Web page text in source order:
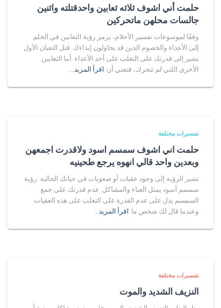
حلمت أني اشوف ثلاثه ثعابين واحدقتلته واثنين
جالسات محلهن ماتحركين
وفقًا لموسوعات تفسير الأحلام، يرمز رؤية الثعابين في الحلم
إلى الأعداء والخصوم الذين قد يحاولون إيذاءك. قتل الثعبان الأول
يشير إلى قدرتك على التغلب على أحد الأعداء. أما الثعابين
الأخرى اللتي لم تتحرك، فتعني أن اقرأ المزيد…
تفسيرات مختلفة
حلمت اني اشوف سمسم اسود ولاقدرت اجمعهن
وبعدين واحد قالي انهوه يرجع طحينيه
تشير الرؤية إلى وجود عقبات أو صعوبات في حياتك الحالية. رؤية
سمسم أسود يمثل العناء والمشاكل. عدم قدرتك على جمع
السمسم يدل على عدم القدرة على التغلب على هذه العقبات.
وعندما قال لك شخص ما اقرأ المزيد…
تفسيرات مختلفة
النزيف الشديد والموت